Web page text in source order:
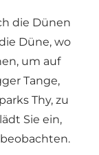
die Dünen
Düne, wo
um auf
Tange,
Thy, zu
Sie ein,